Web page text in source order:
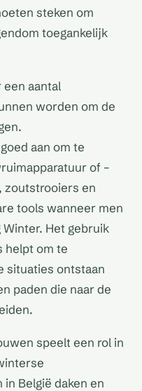
steken om
toegankelijk
aantal
worden om de
aan om te
of –
zoutstrooiers en
tools wanneer men
Het gebruik
helpt om te
situaties ontstaan
paden die naar de
speelt een rol in
België daken en